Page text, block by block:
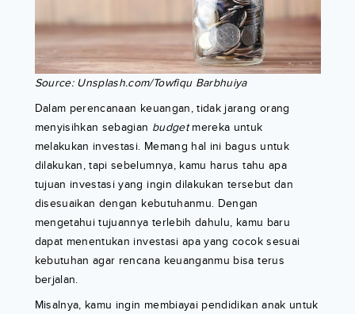
Source: Unsplash.com/Towfiqu Barbhuiya
Dalam perencanaan keuangan, tidak jarang orang
menyisihkan sebagian budgetmereka untuk
melakukan investasi. Memang hal ini bagus untuk
dilakukan, tapi sebelumnya, kamu harus tahu apa
tujuan investasi yang ingin dilakukan tersebut dan
disesuaikan dengan kebutuhanmu. Dengan
mengetahui tujuannya terlebih dahulu, kamu baru
dapat menentukan investasi apa yang cocok sesuai
kebutuhan agar rencana keuanganmu bisa terus
berjalan.
Misalnya, kamu ingin membiayai pendidikan anak untuk